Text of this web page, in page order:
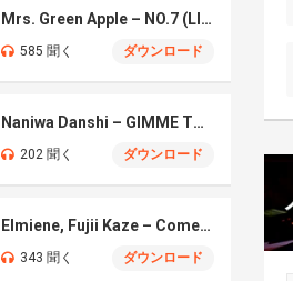
Mrs. Green Apple – NO.7 (LIVE)
585 聞く ダウンロード
Naniwa Danshi – GIMME THE DAY
202 聞く ダウンロード
Elmiene, Fujii Kaze – Comets Gold
343 聞く ダウンロード